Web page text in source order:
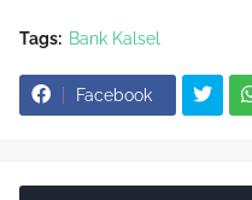
Tags: Bank Kalsel
Facebook